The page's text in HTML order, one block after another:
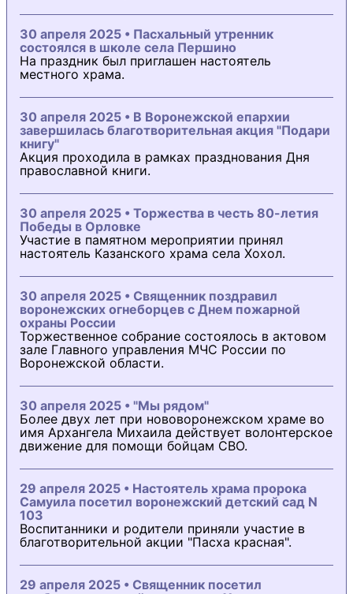
30 апреля 2025 • Пасхальный утренник
состоялся в школе села Першино
На праздник был приглашен настоятель
местного храма.
30 апреля 2025 • В Воронежской епархии
завершилась благотворительная акция "Подари
книгу"
Акция проходила в рамках празднования Дня
православной книги.
30 апреля 2025 • Торжества в честь 80-летия
Победы в Орловке
Участие в памятном мероприятии принял
настоятель Казанского храма села Хохол.
30 апреля 2025 • Священник поздравил
воронежских огнеборцев с Днем пожарной
охраны России
Торжественное собрание состоялось в актовом
зале Главного управления МЧС России по
Воронежской области.
30 апреля 2025 • "Мы рядом"
Более двух лет при нововоронежском храме во
имя Архангела Михаила действует волонтерское
движение для помощи бойцам СВО.
29 апреля 2025 • Настоятель храма пророка
Самуила посетил воронежский детский сад N
103
Воспитанники и родители приняли участие в
благотворительной акции "Пасха красная".
29 апреля 2025 • Священник посетил